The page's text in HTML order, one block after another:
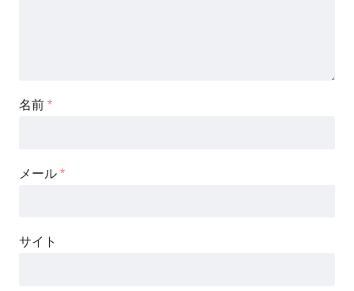
名前 *
メール *
サイト